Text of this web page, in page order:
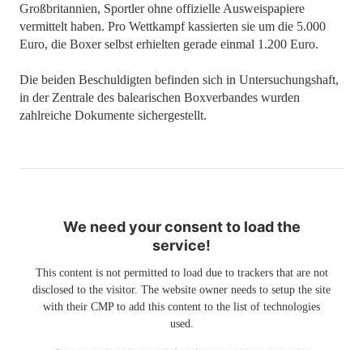
Großbritannien, Sportler ohne offizielle Ausweispapiere
vermittelt haben. Pro Wettkampf kassierten sie um die 5.000
Euro, die Boxer selbst erhielten gerade einmal 1.200 Euro.
Die beiden Beschuldigten befinden sich in Untersuchungshaft,
in der Zentrale des balearischen Boxverbandes wurden
zahlreiche Dokumente sichergestellt.
We need your consent to load the
service!
This content is not permitted to load due to trackers that are not
disclosed to the visitor. The website owner needs to setup the site
with their CMP to add this content to the list of technologies
used.